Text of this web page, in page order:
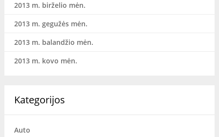
2013 m. birželio mėn.
2013 m. gegužės mėn.
2013 m. balandžio mėn.
2013 m. kovo mėn.
Kategorijos
Auto